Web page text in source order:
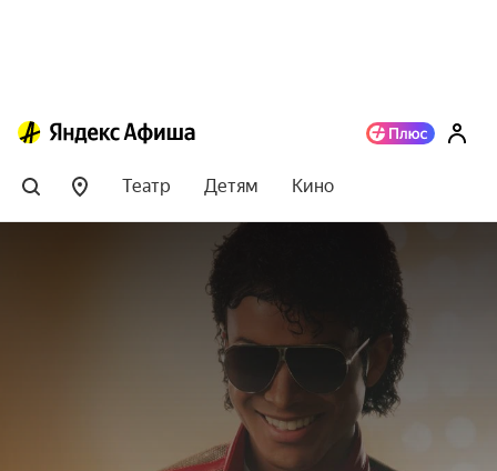
Театр Детям Кино